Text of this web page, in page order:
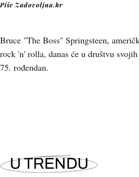
Piše Zadovoljna.hr
Bruce "The Boss" Springsteen,
rock 'n' rolla, danas će u društvu
75. rođendan.
U TRENDU